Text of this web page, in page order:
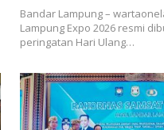
Bandar Lampung –
Lampung Expo 2026 resmi
peringatan Hari Ulang…